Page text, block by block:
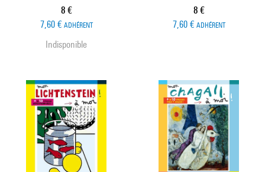
Prix ​​actuel
8 €
7,60 € ADHÉRENT
Indisponible
Prix ​​actuel
8 €
7,60 € ADHÉRENT